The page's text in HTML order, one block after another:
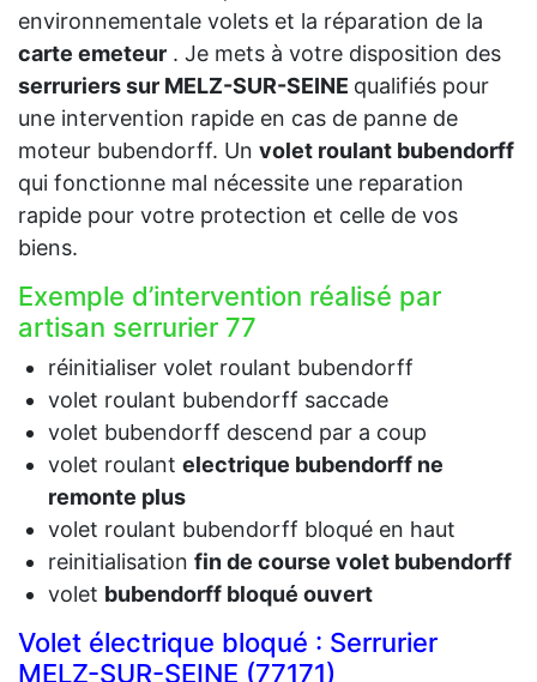
environnementale volets et la réparation de la
carte emeteur . Je mets à votre disposition des
serruriers sur MELZ-SUR-SEINE qualifiés pour
une intervention rapide en cas de panne de
moteur bubendorff. Un volet roulant bubendorff
qui fonctionne mal nécessite une reparation
rapide pour votre protection et celle de vos
biens.
Exemple d’intervention réalisé par
artisan serrurier 77
réinitialiser volet roulant bubendorff
volet roulant bubendorff saccade
volet bubendorff descend par a coup
volet roulant electrique bubendorff ne
remonte plus
volet roulant bubendorff bloqué en haut
reinitialisation fin de course volet bubendorff
volet bubendorff bloqué ouvert
Volet électrique bloqué : Serrurier
MELZ-SUR-SEINE (77171)